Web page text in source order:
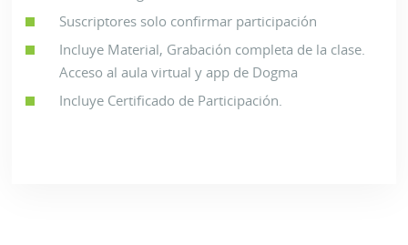
Suscriptores solo confirmar participación
Incluye Material, Grabación completa de la clase.
Acceso al aula virtual y app de Dogma
Incluye Certificado de Participación.